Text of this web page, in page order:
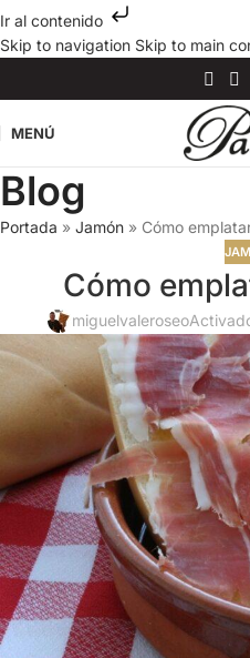
Ir al contenido
Skip to navigation Skip to main
MENÚ
Blog
Portada » Jamón » Cómo
Cómo
miguelvaleroseo